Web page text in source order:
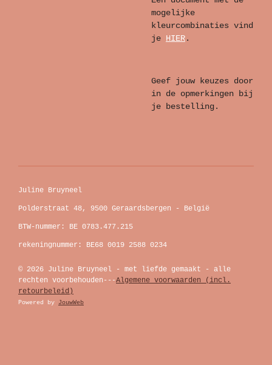
mogelijke
kleurcombinaties vind
je HIER.
Geef jouw keuzes door
in de opmerkingen bij
je bestelling.
Juline Bruyneel
Polderstraat 48, 9500 Geraardsbergen - België
BTW-nummer: BE 0783.477.215
rekeningnummer: BE68 0019 2588 0234
© 2026 Juline Bruyneel - met liefde gemaakt - alle
rechten voorbehouden---Algemene voorwaarden (incl.
retourbeleid)
Powered by JouwWeb